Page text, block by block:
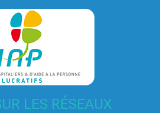
LES RÉSEAUX